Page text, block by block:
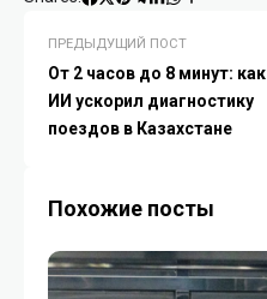
ПРЕДЫДУЩИЙ ПОСТ
От 2 часов до 8 минут: как
ИИ ускорил диагностику
поездов в Казахстане
Похожие посты